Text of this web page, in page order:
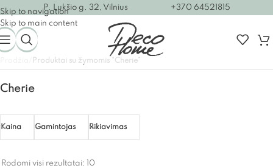
Skip to navigation
Skip to main content
P. Lukšio g. 32, Vilnius +370 64521815
Produktai su žymomis “Cherie”
Cherie
Kaina Gamintojas Rikiavimas
Rodomi visi rezultatai: 10